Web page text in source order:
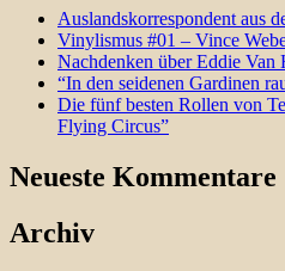
Auslandskorrespondent aus
Vinylismus #01 – Vince
Nachdenken über Eddie Van
“In den seidenen Gardinen
Die fünf besten Rollen von
Flying Circus”
Neueste Kommentare
Archiv